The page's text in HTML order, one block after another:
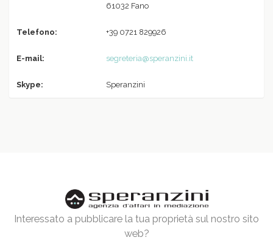
61032 Fano
Telefono: +39 0721 829926
E-mail: segreteria@speranzini.it
Skype: Speranzini
Interessato a pubblicare la tua proprietà sul nostro sito
web?